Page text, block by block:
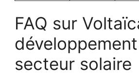
FAQ sur
secteur solaire